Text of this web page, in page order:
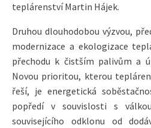
teplárenství Martin Hájek.
Druhou dlouhodobou výzvou,
modernizace a ekologizace
přechodu k čistším palivům a
Novou prioritou, kterou
řeší, je energetická
popředí v souvislosti s
souvisejícího odklonu od